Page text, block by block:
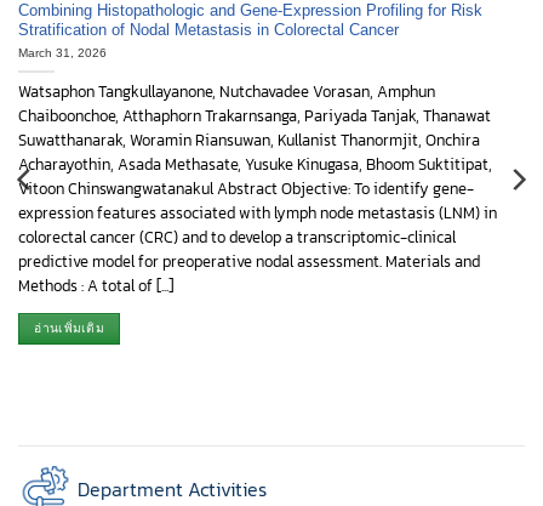
Combining Histopathologic and Gene-Expression Profiling for Risk
Stratification of Nodal Metastasis in Colorectal Cancer
March 31, 2026
Watsaphon Tangkullayanone, Nutchavadee Vorasan, Amphun
Chaiboonchoe, Atthaphorn Trakarnsanga, Pariyada Tanjak, Thanawat
Suwatthanarak, Woramin Riansuwan, Kullanist Thanormjit, Onchira
Acharayothin, Asada Methasate, Yusuke Kinugasa, Bhoom Suktitipat,
Vitoon Chinswangwatanakul Abstract Objective: To identify gene-
expression features associated with lymph node metastasis (LNM) in
colorectal cancer (CRC) and to develop a transcriptomic-clinical
predictive model for preoperative nodal assessment. Materials and
Methods : A total of [...]
อ่านเพิ่มเติม
Department Activities